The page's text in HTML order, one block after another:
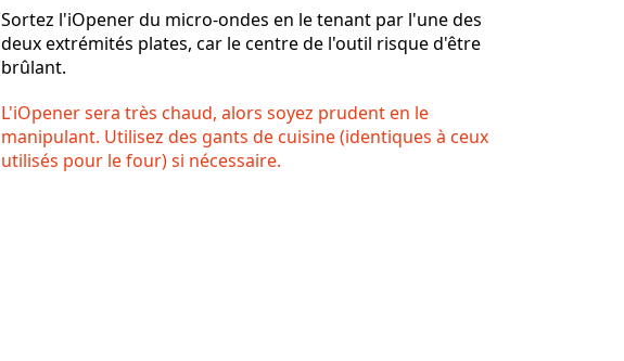
Sortez l'iOpener du micro-ondes en le tenant par l'une des
deux extrémités plates, car le centre de l'outil risque d'être
brûlant.
L'iOpener sera très chaud, alors soyez prudent en le
manipulant. Utilisez des gants de cuisine (identiques à ceux
utilisés pour le four) si nécessaire.